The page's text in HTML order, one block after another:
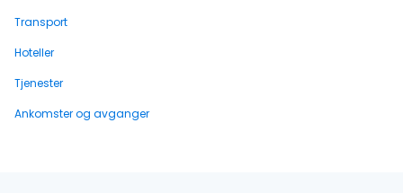
Transport
Hoteller
Tjenester
Ankomster og avganger